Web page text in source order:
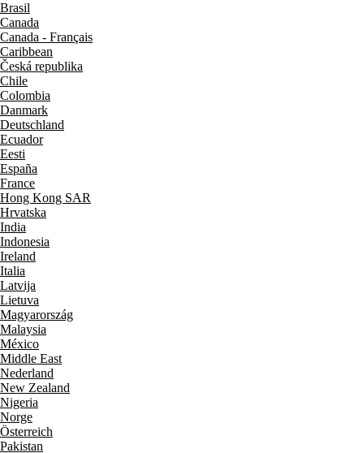
Brasil
Canada
Canada - Français
Caribbean
Česká republika
Chile
Colombia
Danmark
Deutschland
Ecuador
Eesti
España
France
Hong Kong SAR
Hrvatska
India
Indonesia
Ireland
Italia
Latvija
Lietuva
Magyarország
Malaysia
México
Middle East
Nederland
New Zealand
Nigeria
Norge
Österreich
Pakistan